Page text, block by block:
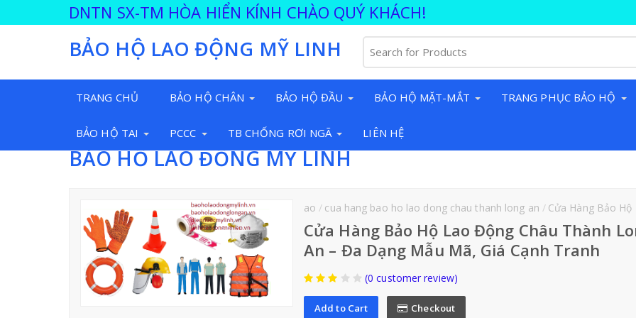
DNTN SX-TM HÒA HIỂN KÍNH CHÀO QUÝ KHÁCH!
BẢO HỘ LAO ĐỘNG MỸ LINH
TRANG CHỦ BẢO HỘ CHÂN BẢO HỘ ĐẦU BẢO HỘ MẶT-MẮT TRANG PHỤC BẢO HỘ
BẢO HỘ TAI PCCC TB CHỐNG RƠI NGÃ LIÊN HỆ
BẢO HỘ LAO ĐỘNG MỸ LINH
ao cua hang bao ho lao dong chau thanh long an Cửa Hàng Bảo Hộ Lao Động Châu
Cửa Hàng Bảo Hộ Lao Động Châu Thành
An – Đa Dạng Mẫu Mã, Giá Cạnh Tranh
(0 customer review)
Add to Cart Checkout